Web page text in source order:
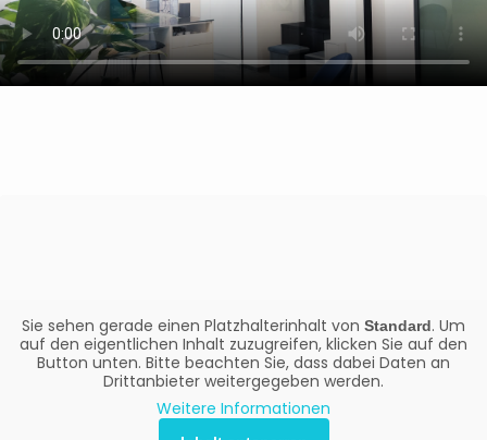
Sie sehen gerade einen Platzhalterinhalt von Standard. Um
auf den eigentlichen Inhalt zuzugreifen, klicken Sie auf den
Button unten. Bitte beachten Sie, dass dabei Daten an
Drittanbieter weitergegeben werden.
Weitere Informationen